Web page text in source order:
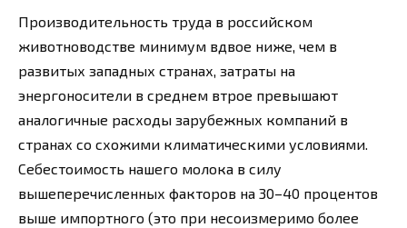
Производительность труда в российском
животноводстве минимум вдвое ниже, чем в
развитых западных странах, затраты на
энергоносители в среднем втрое превышают
аналогичные расходы зарубежных компаний в
странах со схожими климатическими условиями.
Себестоимость нашего молока в силу
вышеперечисленных факторов на 30–40 процентов
выше импортного (это при несоизмеримо более